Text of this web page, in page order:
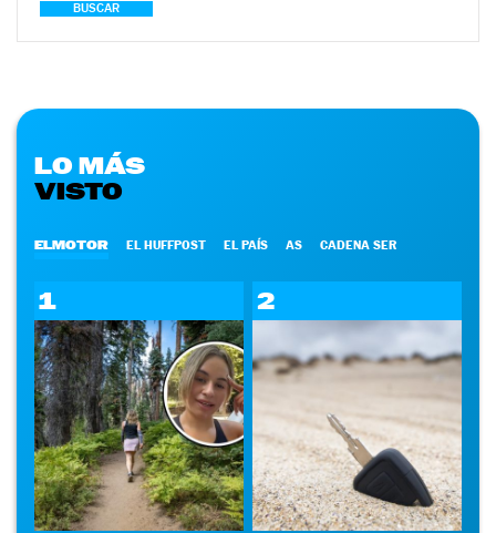
BUSCAR
LO MÁS
VISTO
ELMOTOR EL HUFFPOST EL PAÍS AS CADENA SER
1 2